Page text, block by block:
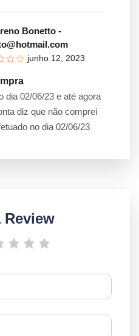
Bonetto -
junho 12, 2023
dia 02/06/23 e até agora
diz que não comprei
no dia 02/06/23
Review